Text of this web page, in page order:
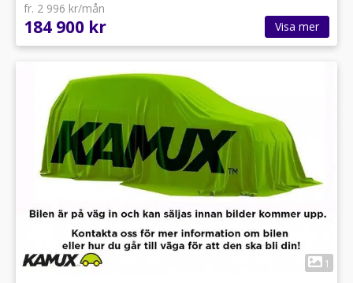
fr. 2 996 kr/mån
184 900 kr Visa mer
1